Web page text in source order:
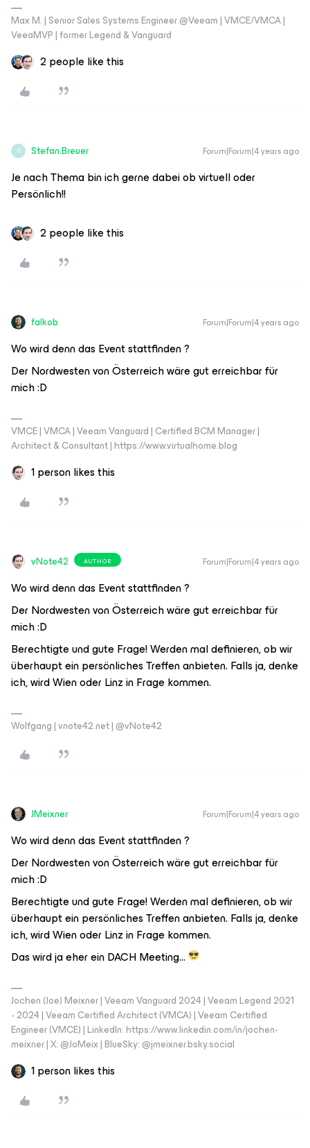
Max M. | Senior Sales Systems Engineer @Veeam | VMCE/VMCA |
VeeaMVP | former Legend & Vanguard
2 people like this
S Stefan.Breuer Forum|Forum|4 years ago
Je nach Thema bin ich gerne dabei ob virtuell oder
Persönlich!!
2 people like this
falkob Forum|Forum|4 years ago
Wo wird denn das Event stattfinden ?
Der Nordwesten von Österreich wäre gut erreichbar für
mich :D
VMCE | VMCA | Veeam Vanguard | Certified BCM Manager |
Architect & Consultant | https://www.virtualhome.blog
1 person likes this
vNote42 AUTHOR Forum|Forum|4 years ago
Wo wird denn das Event stattfinden ?
Der Nordwesten von Österreich wäre gut erreichbar für
mich :D
Berechtigte und gute Frage! Werden mal definieren, ob wir
überhaupt ein persönliches Treffen anbieten. Falls ja, denke
ich, wird Wien oder Linz in Frage kommen.
Wolfgang | vnote42.net | @vNote42
JMeixner Forum|Forum|4 years ago
Wo wird denn das Event stattfinden ?
Der Nordwesten von Österreich wäre gut erreichbar für
mich :D
Berechtigte und gute Frage! Werden mal definieren, ob wir
überhaupt ein persönliches Treffen anbieten. Falls ja, denke
ich, wird Wien oder Linz in Frage kommen.
Das wird ja eher ein DACH Meeting...
Jochen (Joe) Meixner | Veeam Vanguard 2024 | Veeam Legend 2021
- 2024 | Veeam Certified Architect (VMCA) | Veeam Certified
Engineer (VMCE) | LinkedIn: https://www.linkedin.com/in/jochen-
meixner | X: @JoMeix | BlueSky: @jmeixner.bsky.social
1 person likes this